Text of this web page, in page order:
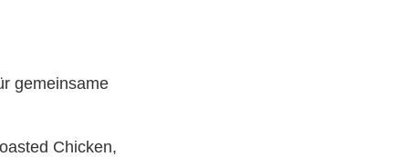
gemeinsame
Chicken,